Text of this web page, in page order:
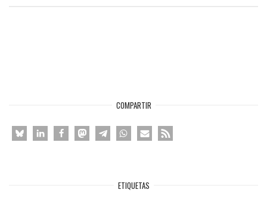
COMPARTIR
ETIQUETAS